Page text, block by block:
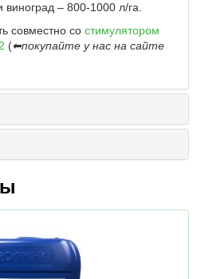
виноград – 800-1000 л/га.
совместно со стимулятором
(⬅покупайте у нас на сайте